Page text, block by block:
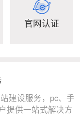
官网认证
建设服务，pc、手
提供一站式解决方